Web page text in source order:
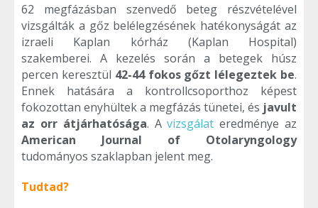
62 megfázásban szenvedő beteg részvételével
vizsgálták a gőz belélegzésének hatékonyságát az
izraeli Kaplan kórház (Kaplan Hospital)
szakemberei. A kezelés során a betegek húsz
percen keresztül 42-44 fokos gőzt lélegeztek be.
Ennek hatására a kontrollcsoporthoz képest
fokozottan enyhültek a megfázás tünetei, és javult
az orr átjárhatósága. Avizsgálat eredménye az
American Journal of Otolaryngology
tudományos szaklapban jelent meg.
Tudtad?